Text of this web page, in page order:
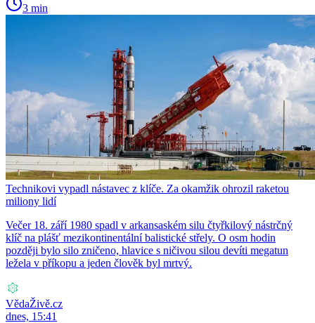
3 min
Technikovi vypadl nástavec z klíče. Za okamžik ohrozil raketou
miliony lidí
Večer 18. září 1980 spadl v arkansaském silu čtyřkilový nástrčný
klíč na plášť mezikontinentální balistické střely. O osm hodin
později bylo silo zničeno, hlavice s ničivou silou devíti megatun
ležela v příkopu a jeden člověk byl mrtvý.
VědaŽivě.cz
dnes, 15:41